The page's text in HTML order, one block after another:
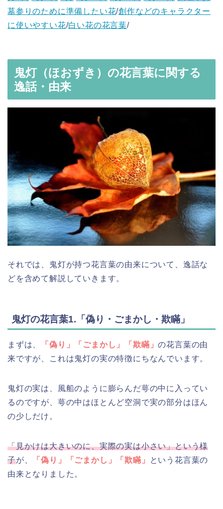
墓参りのために準備したい花/創作などのキャラクター
に使いやすい花/白い花の花言葉/
鬼灯（ほおずき）の花言葉に関する
逸話・由来
それでは、鬼灯が持つ花言葉の由来について、逸話な
どを含めて解説していきます。
鬼灯の花言葉1.「偽り・ごまかし・欺瞞」
まずは、 「偽り」「ごまかし」「欺瞞」の花言葉の由
来ですが、これは鬼灯の実の特徴にちなんでいます。
鬼灯の実は、風船のように膨らんだ萼の中に入ってい
るのですが、萼の中はほとんど空洞で実の部分はほん
の少しだけ。
「見かけは大きいのに、実際の実は小さい」という様
子が、 「偽り」「ごまかし」「欺瞞」
という花言葉の
由来となりました。